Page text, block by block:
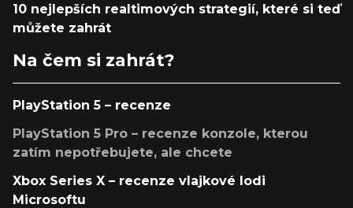
10 nejlepších realtimových strategií, které si teď
můžete zahrát
Na čem si zahrát?
PlayStation 5 – recenze
PlayStation 5 Pro – recenze konzole, kterou
zatím nepotřebujete, ale chcete
Xbox Series X – recenze vlajkové lodi
Microsoftu